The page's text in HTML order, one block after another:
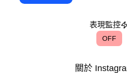
表現監控
OFF
關於